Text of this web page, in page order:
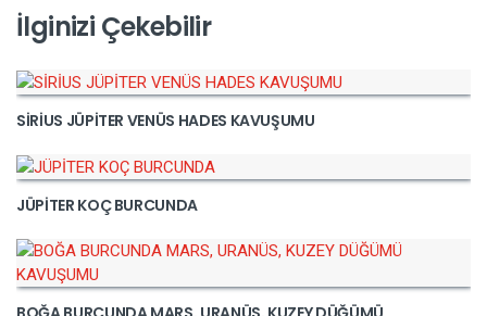
İlginizi Çekebilir
SİRİUS JÜPİTER VENÜS HADES KAVUŞUMU
JÜPİTER KOÇ BURCUNDA